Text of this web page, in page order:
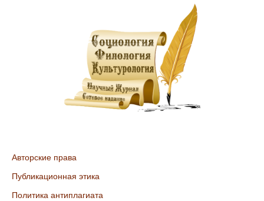
Авторские права
Публикационная этика
Политика антиплагиата